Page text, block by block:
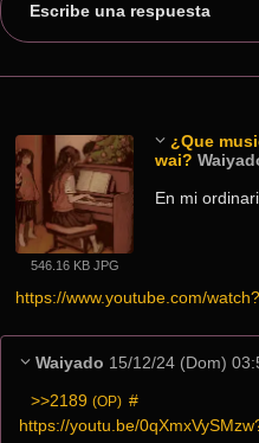
Escribe una respuesta
546.16 KB JPG
¿Que
wai?
En mi
https://www.youtube.com/
Waiyado 15/12/24 (Dom)
>>2189 (OP) #
https://youtu.be/